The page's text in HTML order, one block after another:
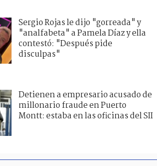
Sergio Rojas le dijo "gorreada" y
"analfabeta" a Pamela Díaz y ella
contestó: "Después pide
disculpas"
Detienen a empresario acusado de
millonario fraude en Puerto
Montt: estaba en las oficinas del SII